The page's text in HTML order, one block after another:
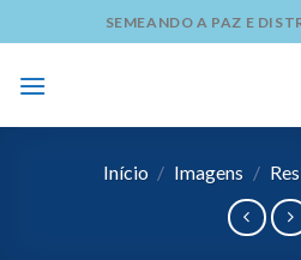
to
content
SEMEANDO A PAZ E
Início / Imagens /